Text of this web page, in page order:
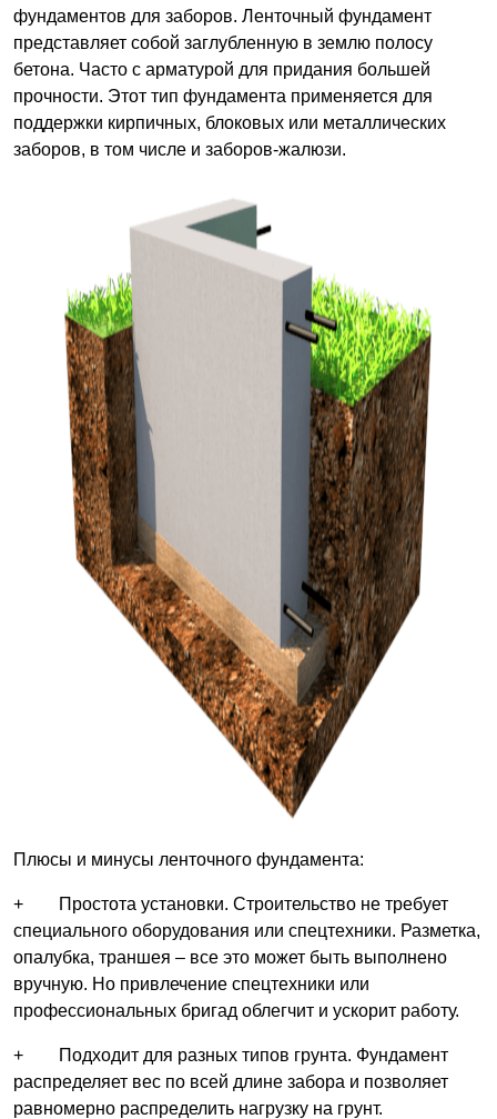
фундаментов для заборов. Ленточный фундамент
представляет собой заглубленную в землю полосу
бетона. Часто с арматурой для придания большей
прочности. Этот тип фундамента применяется для
поддержки кирпичных, блоковых или металлических
заборов, в том числе и заборов-жалюзи.
Плюсы и минусы ленточного фундамента:
+ Простота установки. Строительство не требует
специального оборудования или спецтехники. Разметка,
опалубка, траншея – все это может быть выполнено
вручную. Но привлечение спецтехники или
профессиональных бригад облегчит и ускорит работу.
+ Подходит для разных типов грунта. Фундамент
распределяет вес по всей длине забора и позволяет
равномерно распределить нагрузку на грунт.